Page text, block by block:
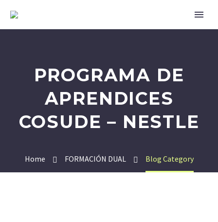
PROGRAMA DE
APRENDICES
COSUDE – NESTLE
Home FORMACIÓN DUAL Blog Category